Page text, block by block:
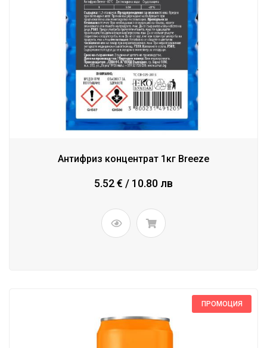
Антифриз концентрат 1кг Breeze
5.52 € / 10.80 лв
ПРОМОЦИЯ